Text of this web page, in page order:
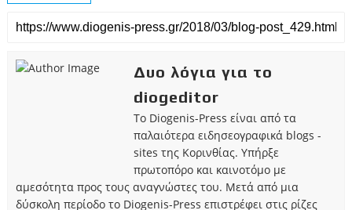
Δυο λόγια για το
diogeditor
Το Diogenis-Press είναι από τα
παλαιότερα ειδησεογραφικά blogs -
sites της Κορινθίας. Υπήρξε
πρωτοπόρο και καινοτόμο με
αμεσότητα προς τους αναγνώστες του. Μετά από μια
δύσκολη περίοδο το Diogenis-Press επιστρέφει στις ρίζες